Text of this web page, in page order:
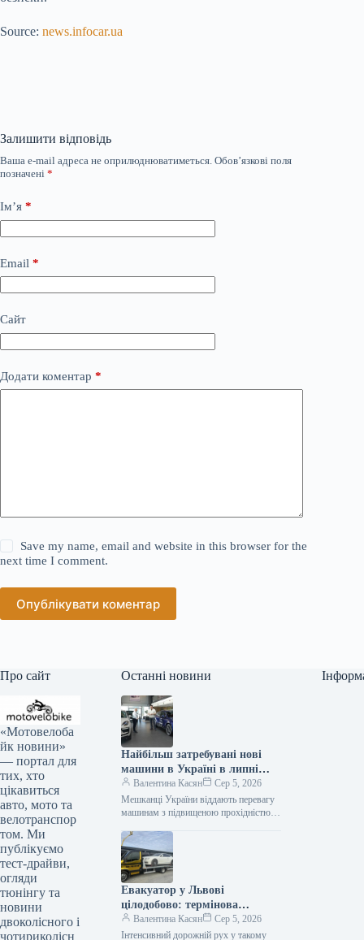
Source: news.infocar.ua
Залишити відповідь
Ваша e-mail адреса не оприлюднюватиметься. Обов’язкові поля
позначені *
Ім’я *
Email *
Сайт
Додати коментар *
Save my name, email and website in this browser for the
next time I comment.
Опублікувати коментар
Про сайт
«Мотовелоба
йк новини»
— портал для
тих, хто
цікавиться
авто, мото та
велотранспор
том. Ми
публікуємо
тест-драйви,
огляди
тюнінгу та
новини
двоколісного і
чотириколісн
Останні новини
Найбільш затребувані нові
машини в Україні в липні
2026 року
Валентина Касян
Сер 5, 2026
Мешканці України віддають перевагу
машинам з підвищеною прохідністю.
2026 році домінують кросовери. За
липень місяць…
Евакуатор у Львові
цілодобово: термінова
автодопомога від Gold
Evakuator
Валентина Касян
Сер 5, 2026
Інтенсивний дорожній рух у такому